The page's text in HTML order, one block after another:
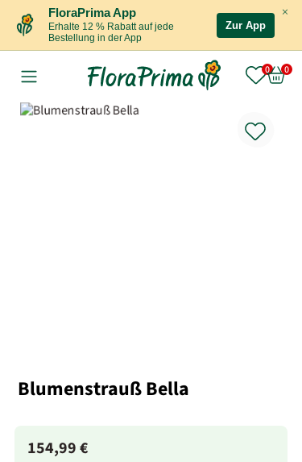
×
FloraPrima App
Erhalte 12 % Rabatt auf jede
Bestellung in der App
Zur App
Blumenstrauß Bella
154,99 €